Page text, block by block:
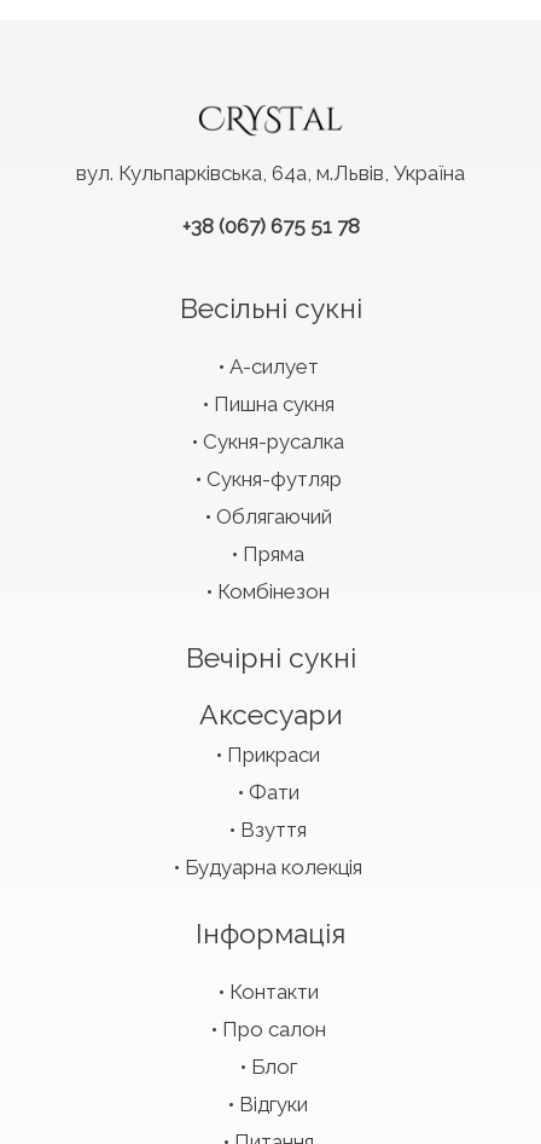
вул. Кульпарківська, 64а, м.Львів, Україна
+38 (067) 675 51 78
Весільні сукні
А-силует
Пишна сукня
Сукня-русалка
Сукня-футляр
Облягаючий
Пряма
Комбінезон
Вечірні сукні
Аксесуари
Прикраси
Фати
Взуття
Будуарна колекція
Інформація
Контакти
Про салон
Блог
Відгуки